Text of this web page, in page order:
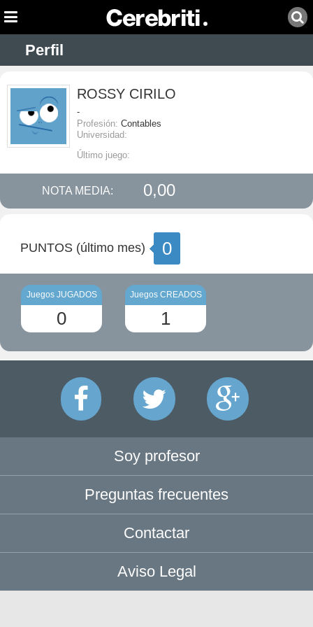
Perfil
ROSSY CIRILO
-
Profesión: Contables
Universidad:
Último juego:
NOTA MEDIA: 0,00
PUNTOS (último mes) 0
Juegos JUGADOS
0
Juegos CREADOS
1
Soy profesor
Preguntas frecuentes
Contactar
Aviso Legal